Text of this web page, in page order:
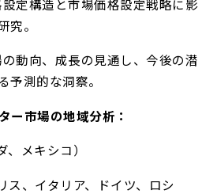
定構造と市場価格設定戦略に影
究。
動向、成長の見通し、今後の潜
予測的な洞察。
ー市場の地域分析：
メキシコ）
、イタリア、ドイツ、ロシ